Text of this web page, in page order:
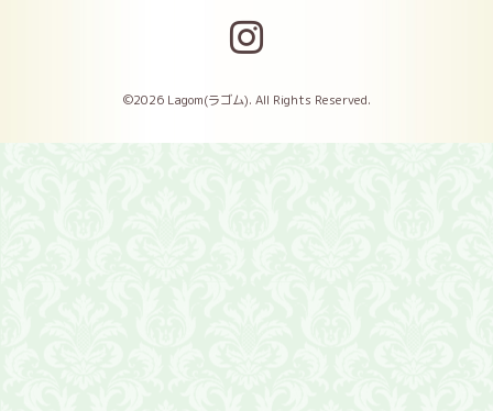
©2026 Lagom(ラゴム). All Rights Reserved.